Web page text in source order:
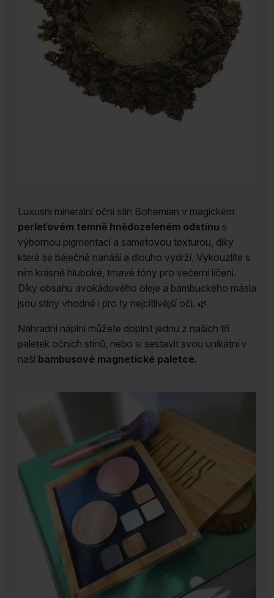
Luxusní minerální oční stín Bohemian v magickém
perleťovém temně hnědozeleném odstínu s
výbornou pigmentací a sametovou texturou, díky
které se báječně nanáší a dlouho vydrží. Vykouzlíte s
ním krásně hluboké, tmavé tóny pro večerní líčení.
Díky obsahu avokádového oleje a bambuckého másla
jsou stíny vhodné i pro ty nejcitlivější oči. 🌿
Náhradní náplní můžete doplnit jednu z našich tří
paletek očních stínů, nebo si sestavit svou unikátní v
naší bambusové magnetické paletce.